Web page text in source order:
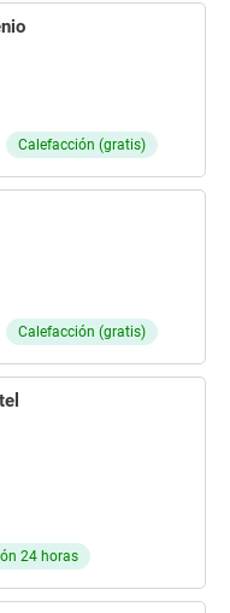
Calefacción (gratis)
Calefacción (gratis)
24 horas